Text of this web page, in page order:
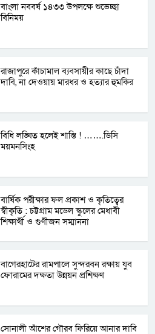
বাংলা নববর্ষ ১৪৩৩ উপলক্ষে শুভেচ্ছা
বিনিময়
রাজাপুরে কাঁচামাল ব্যবসায়ীর কাছে চাঁদা
দাবি, না দেওয়ায় মারধর ও হত্যার হুমকির
বিধি লঙ্ঘিত হলেই শাস্তি ! …….ডিসি
ময়মনসিংহ
বার্ষিক পরীক্ষার ফল প্রকাশ ও কৃতিত্বের
স্বীকৃতি : চট্টগ্রাম মডেল স্কুলের মেধাবী
শিক্ষার্থী ও গুণীজন সম্মাননা
বাগেরহাটের রামপালে সুন্দরবন রক্ষায় যুব
ফোরামের দক্ষতা উন্নয়ন প্রশিক্ষণ
সোনালী আঁশের গৌরব ফিরিয়ে আনার দাবি